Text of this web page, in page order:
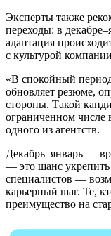
Эксперты также
переходы: в
адаптация
с культурой
«В спокойный
обновляет резюме,
стороны. Такой
ограниченном числе
одного из агентств.
Декабрь–январь —
— это шанс
специалистов —
карьерный шаг. Те,
преимущество на